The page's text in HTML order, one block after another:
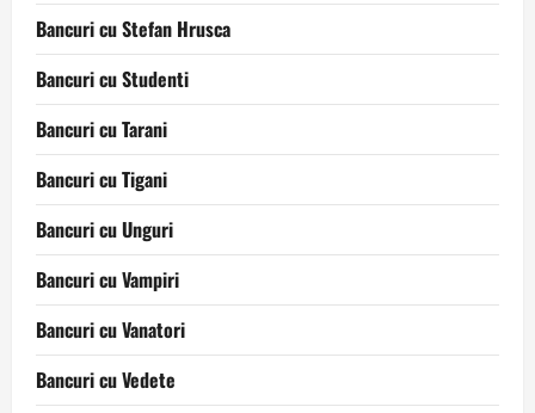
Bancuri cu Stefan Hrusca
Bancuri cu Studenti
Bancuri cu Tarani
Bancuri cu Tigani
Bancuri cu Unguri
Bancuri cu Vampiri
Bancuri cu Vanatori
Bancuri cu Vedete